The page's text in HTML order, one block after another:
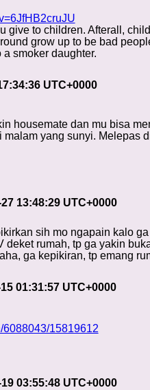
give to children. Afterall,
grow up to be bad
smoker daughter.
UTC+0000
housemate dan mu bisa
malam yang sunyi. Melepas
13:48:29 UTC+0000
sih mo ngapain kalo
deket rumah, tp ga yakin
ga kepikiran, tp emang
01:31:57 UTC+0000
6088043/15819612
03:55:48 UTC+0000